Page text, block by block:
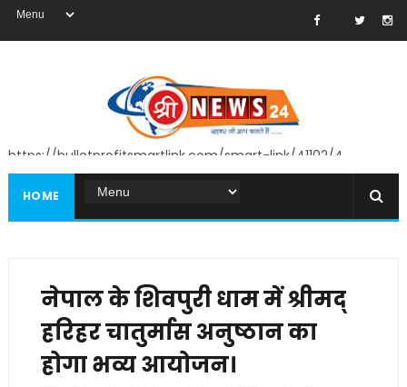
https://bulletprofitsmartlink.com/smart-link/41102/4
HOME
नेपाल के शिवपुरी धाम में श्रीमद्
हरिहर चातुर्मास अनुष्ठान का
होगा भव्य आयोजन।